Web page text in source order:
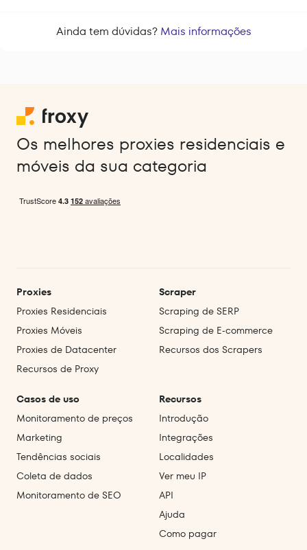
Ainda tem dúvidas? Mais informações
Os melhores proxies residenciais e
móveis da sua categoria
Proxies
Proxies Residenciais
Proxies Móveis
Proxies de Datacenter
Recursos de Proxy
Scraper
Scraping de SERP
Scraping de E‑commerce
Recursos dos Scrapers
Casos de uso
Monitoramento de preços
Marketing
Tendências sociais
Coleta de dados
Monitoramento de SEO
Recursos
Introdução
Integrações
Localidades
Ver meu IP
API
Ajuda
Como pagar